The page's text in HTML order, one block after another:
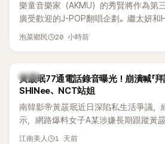
樂童音樂家（AKMU）的秀賢將作為第
廣受歡迎的J-POP翻唱企劃。繼太妍和
獲選為第三首翻唱歌曲的主唱，並於近
泡菜鄉民 20 小時前
韓星
黃晸珉77通電話錄音曝光！崩潰喊「
SHINee、NCT站姐
南韓影帝黃晸珉近日深陷私生活爭議，
示，網路爆料女子A某涉嫌長期跟蹤黃
行動。不過，A並未停止發聲，持續透
江南美人 1 天前